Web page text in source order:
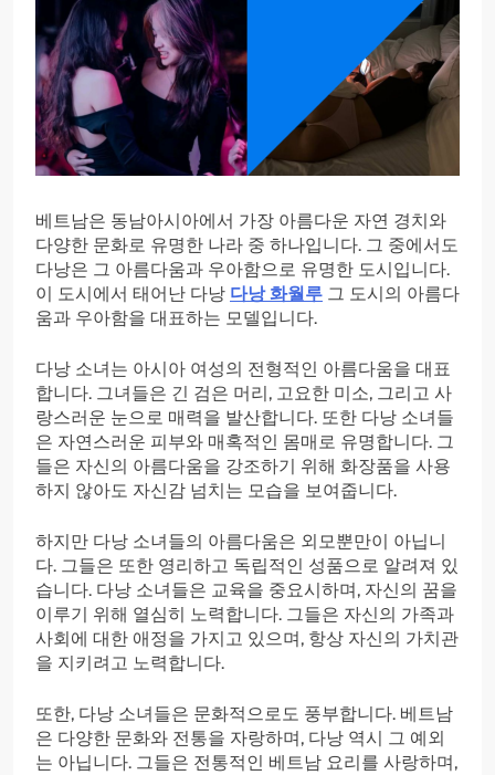
베트남은 동남아시아에서 가장 아름다운 자연 경치와
다양한 문화로 유명한 나라 중 하나입니다. 그 중에서도
다낭은 그 아름다움과 우아함으로 유명한 도시입니다.
이 도시에서 태어난 다낭 다낭 화월루 그 도시의 아름다
움과 우아함을 대표하는 모델입니다.
다낭 소녀는 아시아 여성의 전형적인 아름다움을 대표
합니다. 그녀들은 긴 검은 머리, 고요한 미소, 그리고 사
랑스러운 눈으로 매력을 발산합니다. 또한 다낭 소녀들
은 자연스러운 피부와 매혹적인 몸매로 유명합니다. 그
들은 자신의 아름다움을 강조하기 위해 화장품을 사용
하지 않아도 자신감 넘치는 모습을 보여줍니다.
하지만 다낭 소녀들의 아름다움은 외모뿐만이 아닙니
다. 그들은 또한 영리하고 독립적인 성품으로 알려져 있
습니다. 다낭 소녀들은 교육을 중요시하며, 자신의 꿈을
이루기 위해 열심히 노력합니다. 그들은 자신의 가족과
사회에 대한 애정을 가지고 있으며, 항상 자신의 가치관
을 지키려고 노력합니다.
또한, 다낭 소녀들은 문화적으로도 풍부합니다. 베트남
은 다양한 문화와 전통을 자랑하며, 다낭 역시 그 예외
는 아닙니다. 그들은 전통적인 베트남 요리를 사랑하며,